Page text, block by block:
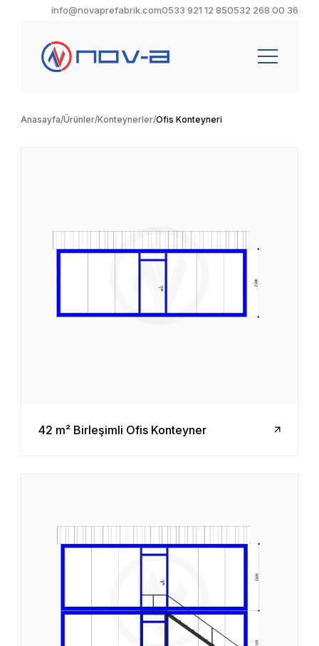
info@novaprefabrik.com0533 921 12 850532 268 00 36
Anasayfa Ürünler Konteynerler Ofis Konteyneri
42 m² Birleşimli Ofis Konteyner